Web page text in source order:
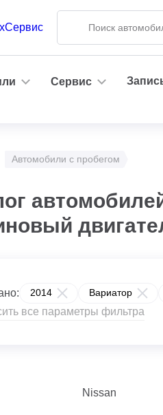
Сервис
Автомобили с пробегом
2014 Вариатор
все параметры фильтра
Nissan